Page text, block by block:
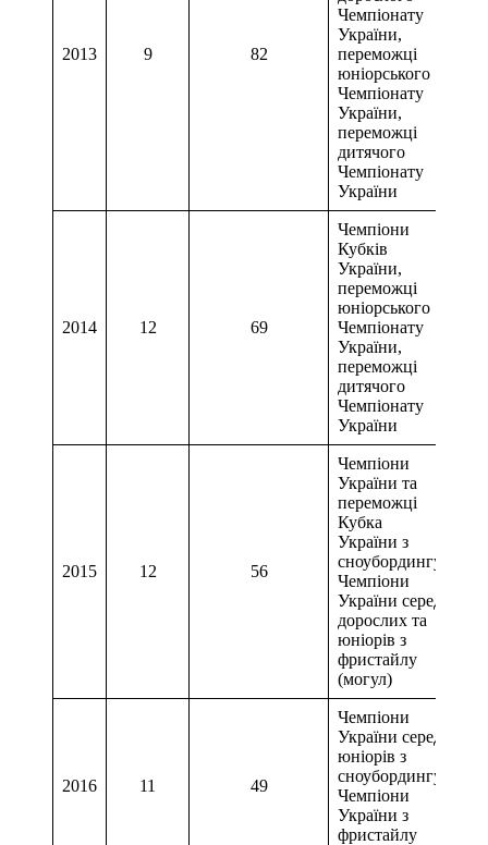
2013 9 82
Чемпіонату
України,
переможці
юніорського
Чемпіонату
України,
переможці
дитячого
Чемпіонату
України
2014 12 69
Чемпіони
Кубків
України,
переможці
юніорського
Чемпіонату
України,
переможці
дитячого
Чемпіонату
України
2015 12 56
Чемпіони
України та
переможці
Кубка
України з
сноубордингу,
Чемпіони
України серед
дорослих та
юніорів з
фристайлу
(могул)
2016 11 49
Чемпіони
України серед
юніорів з
сноубордингу,
Чемпіони
України з
фристайлу